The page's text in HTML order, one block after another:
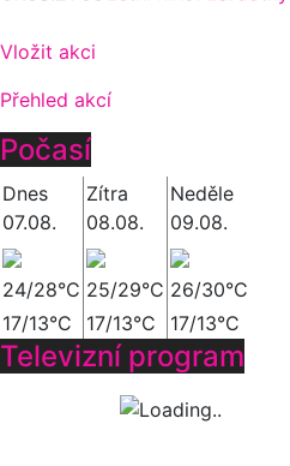
Vložit akci
Přehled akcí
Počasí
Dnes
07.08.
Zítra
08.08.
Neděle
09.08.
24/28°C 25/29°C 26/30°C
17/13°C
17/13°C 17/13°C
Televizní program